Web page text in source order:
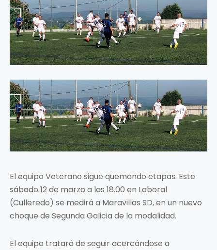
El equipo Veterano sigue quemando etapas. Este
sábado 12 de marzo a las 18.00 en Laboral
(Culleredo) se medirá a Maravillas SD, en un nuevo
choque de Segunda Galicia de la modalidad.
El equipo tratará de seguir acercándose a